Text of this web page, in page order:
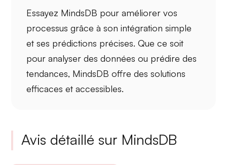
Essayez MindsDB pour améliorer vos
processus grâce à sonintégration simple
et ses prédictions précises. Que ce soit
pour analyser des données ou prédire des
tendances, MindsDB offre des solutions
efficaces et accessibles.
Avis détaillé sur MindsDB